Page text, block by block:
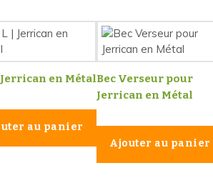
Jerrican en Métal
au panier
Bec Verseur pour
Jerrican en Métal
Ajouter au panier